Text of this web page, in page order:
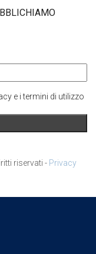
e i termini di utilizzo
riservati - Privacy